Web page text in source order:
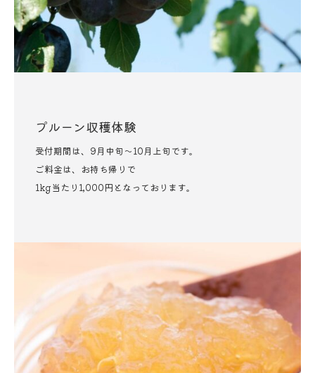
プルーン収穫体験
受付期間は、9月中旬～10月上旬です。
ご料金は、お持ち帰りで
1kg当たり1,000円となっております。